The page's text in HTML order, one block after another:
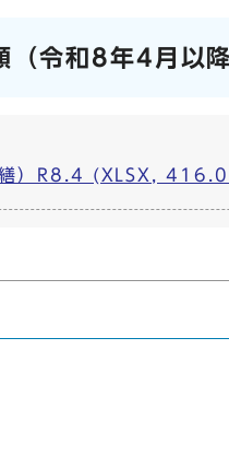
（令和8年4月以
繕）R8.4 (XLSX,